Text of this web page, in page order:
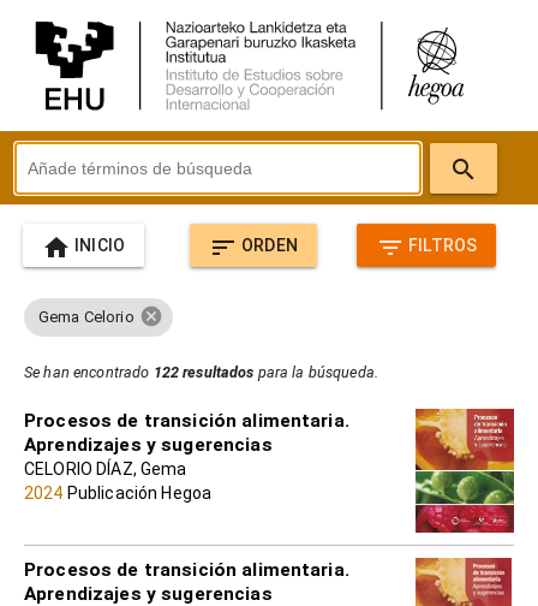
search
home INICIO sort ORDEN filter_list FILTROS
Gema Celorio cancel
Se han encontrado 122 resultados para la búsqueda.
Procesos de transición alimentaria.
Aprendizajes y sugerencias
CELORIO DÍAZ, Gema
2024 Publicación Hegoa
Procesos de transición alimentaria.
Aprendizajes y sugerencias